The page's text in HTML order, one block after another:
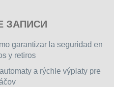
ЗАПИСИ
garantizar la seguridad en
y retiros
a rýchle výplaty pre